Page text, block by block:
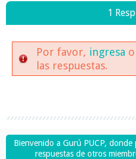
1
Por favor, ingresa o
las respuestas.
Bienvenido a Gurú PUCP,
respuestas de otros